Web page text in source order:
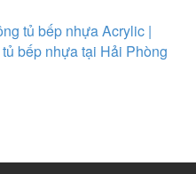
tủ bếp nhựa Acrylic |
bếp nhựa tại Hải Phòng